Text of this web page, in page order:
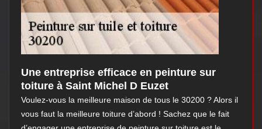
Une entreprise efficace en peinture sur
toiture à Saint Michel D Euzet
Voulez-vous la meilleure maison de tous le 30200 ? Alors il
vous faut la meilleure toiture d’abord ! Sachez que le fait